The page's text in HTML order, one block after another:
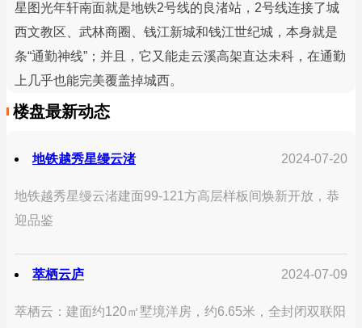
星图光年轩南面就是地铁2号线的良渚站，2号线连接了城
西文教区、武林商圈、钱江新城和钱江世纪城，本身就是
条“通勤神线”；并且，它又能走云溪高架直达未科，在通勤
上几乎也能完美覆盖掉城西。
楼盘最新动态
地铁越秀星缦云渚 2024-07-20
地铁越秀星缦云渚建面99-121方高层样板间焕新开放，恭
迎品鉴
萃栖云庐 2024-07-09
萃栖云：建面约120㎡墅境洋房，约6.65米，全封闭双联阳